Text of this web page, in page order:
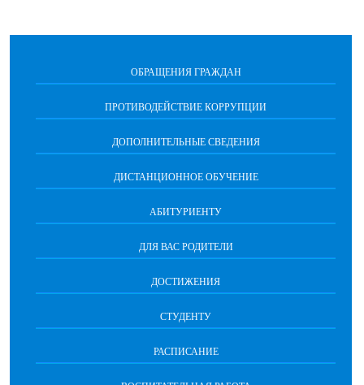
ОБРАЩЕНИЯ ГРАЖДАН
ПРОТИВОДЕЙСТВИЕ КОРРУПЦИИ
ДОПОЛНИТЕЛЬНЫЕ СВЕДЕНИЯ
ДИСТАНЦИОННОЕ ОБУЧЕНИЕ
АБИТУРИЕНТУ
ДЛЯ ВАС РОДИТЕЛИ
ДОСТИЖЕНИЯ
СТУДЕНТУ
РАСПИСАНИЕ